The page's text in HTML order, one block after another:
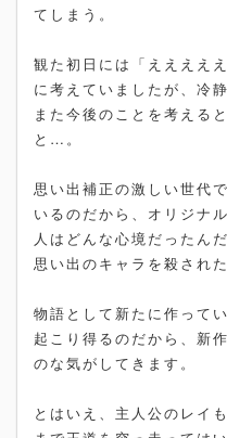
てしまう。
観た初日には「ええええ
に考えていましたが、冷
また今後のことを考える
と…。
思い出補正の激しい世代
いるのだから、オリジナ
人はどんな心境だったんだ
思い出のキャラを殺され
物語として新たに作って
起こり得るのだから、新
のな気がしてきます。
とはいえ、主人公のレイ